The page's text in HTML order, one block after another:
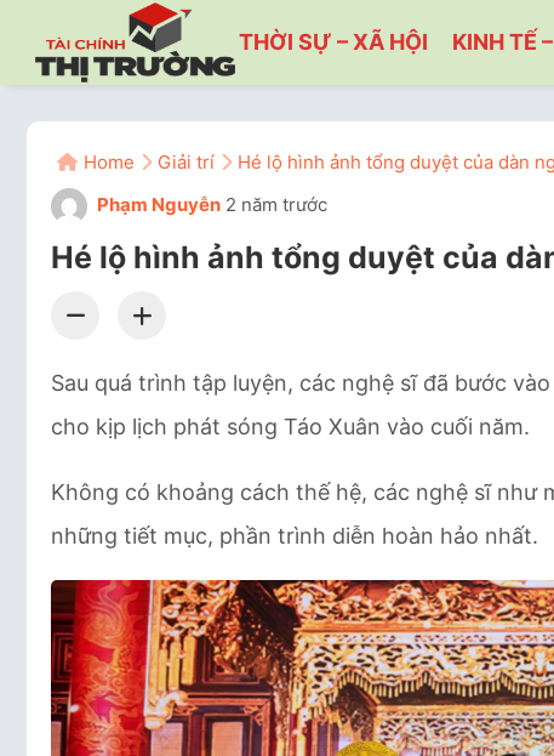
THỜI SỰ – XÃ HỘI KINH TẾ
Home Giải trí
Hé lộ hình ảnh tổng duyệt của dàn
Phạm Nguyễn 2 năm trước
Hé lộ hình ảnh tổng duyệt của
Sau quá trình tập luyện, các nghệ sĩ đã bước
cho kịp lịch phát sóng Táo Xuân vào cuối năm.
Không có khoảng cách thế hệ, các nghệ sĩ như
những tiết mục, phần trình diễn hoàn hảo nhất.